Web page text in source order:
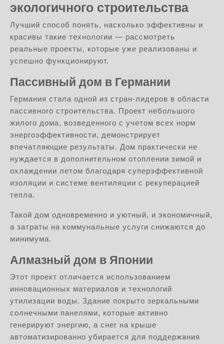
экологичного строительства
Лучший способ понять, насколько эффективны и
красивы такие технологии — рассмотреть
реальные проекты, которые уже реализованы и
успешно функционируют.
Пассивный дом в Германии
Германия стала одной из стран-лидеров в области
пассивного строительства. Проект небольшого
жилого дома, возведенного с учетом всех норм
энергоэффективности, демонстрирует
впечатляющие результаты. Дом практически не
нуждается в дополнительном отоплении зимой и
охлаждении летом благодаря суперэффективной
изоляции и системе вентиляции с рекуперацией
тепла.
Такой дом одновременно и уютный, и экономичный,
а затраты на коммунальные услуги снижаются до
минимума.
Алмазный дом в Японии
Этот проект отличается использованием
инновационных материалов и технологий
утилизации воды. Здание покрыто зеркальными
солнечными панелями, которые активно
генерируют энергию, а снег на крыше
автоматизированно убирается для поддержания